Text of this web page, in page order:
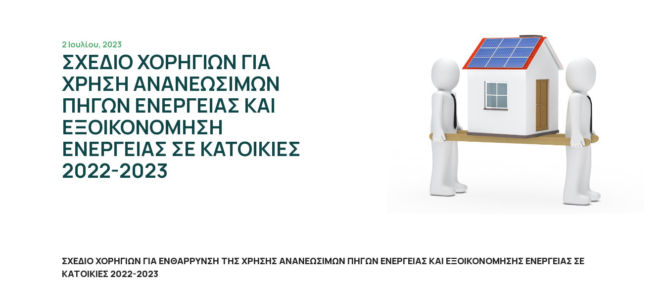
2 Ιουλίου, 2023
ΣΧΕΔΙΟ ΧΟΡΗΓΙΩΝ ΓΙΑ
ΧΡΗΣΗ ΑΝΑΝΕΩΣΙΜΩΝ
ΠΗΓΩΝ ΕΝΕΡΓΕΙΑΣ ΚΑΙ
ΕΞΟΙΚΟΝΟΜΗΣΗ
ΕΝΕΡΓΕΙΑΣ ΣΕ ΚΑΤΟΙΚΙΕΣ
2022-2023
ΣΧΕΔΙΟ ΧΟΡΗΓΙΩΝ ΓΙΑ ΕΝΘΑΡΡΥΝΣΗ ΤΗΣ ΧΡΗΣΗΣ ΑΝΑΝΕΩΣΙΜΩΝ ΠΗΓΩΝ ΕΝΕΡΓΕΙΑΣ ΚΑΙ ΕΞΟΙΚΟΝΟΜΗΣΗΣ ΕΝΕΡΓΕΙΑΣ ΣΕ
ΚΑΤΟΙΚΙΕΣ 2022-2023